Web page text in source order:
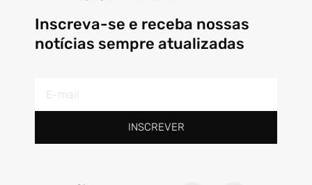
Inscreva-se e receba nossas
notícias sempre atualizadas
mail
INSCREVER